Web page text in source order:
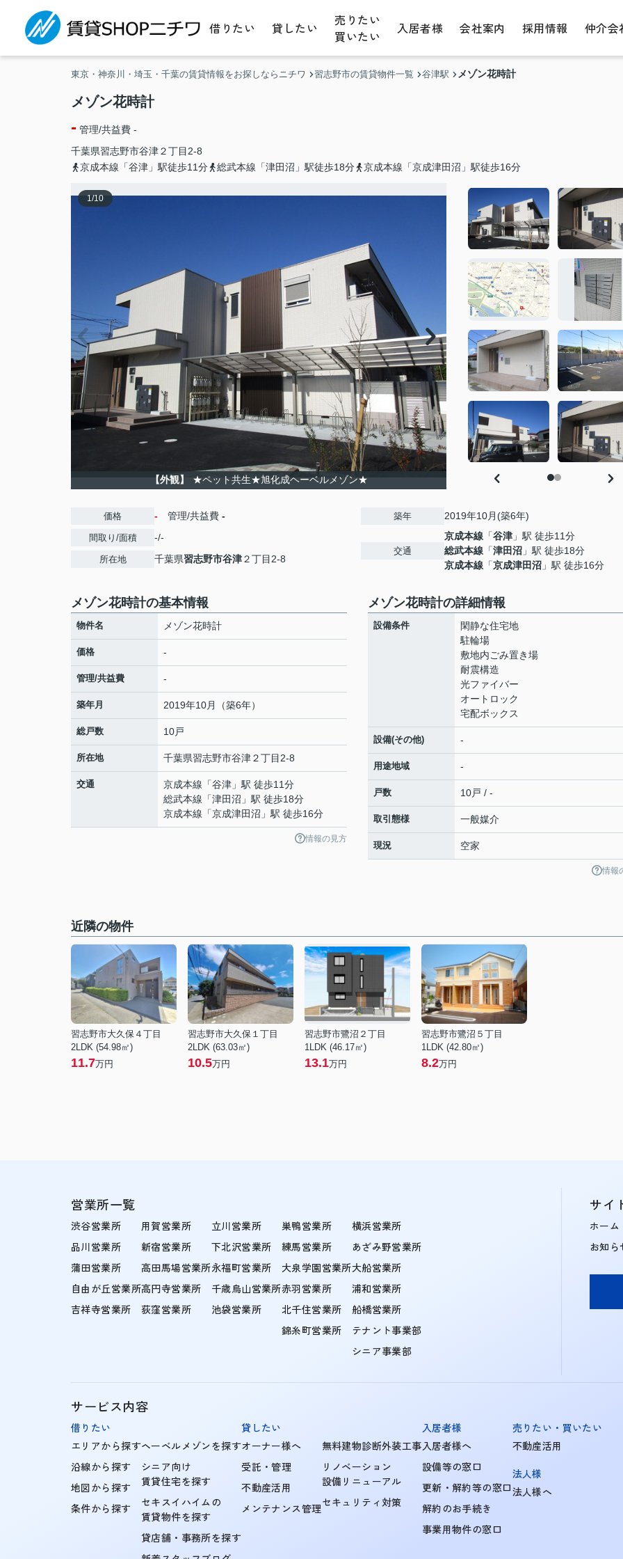
借りたい 貸したい
売りたい
買いたい
入居者様 会社案内 採用情報 仲介会
東京・神奈川・埼玉・千葉の賃貸情報をお探しならニチワ 習志野市の賃貸物件一覧 谷津駅 メゾン花時計
メゾン花時計
- 管理/共益費 -
千葉県習志野市谷津２丁目2-8
京成本線「谷津」駅徒歩11分
総武本線「津田沼」駅徒歩18分 京成本線「京成津田沼」駅徒歩16分
1/10
【外観】 ★ペット共生★旭化成ヘーベルメゾン★
価格 - 管理/共益費 -
間取り/面積 -/-
所在地 千葉県習志野市谷津２丁目2-8
築年 2019年10月(築6年)
交通
京成本線 「谷津 」駅 徒歩11分
総武本線 「津田沼 」駅 徒歩18分
京成本線 「京成津田沼 」駅 徒歩16分
メゾン花時計の基本情報
物件名 メゾン花時計
価格 -
管理/共益費 -
築年月 2019年10月（築6年）
総戸数 10戸
所在地 千葉県習志野市谷津２丁目2-8
交通 京成本線 「谷津 」駅 徒歩11分
総武本線 「津田沼 」駅 徒歩18分
京成本線 「京成津田沼 」駅 徒歩16分
情報の見方
メゾン花時計の詳細情報
設備条件
閑静な住宅地
駐輪場
敷地内ごみ置き場
耐震構造
光ファイバー
オートロック
宅配ボックス
設備(その他) -
用途地域 -
戸数 10戸 / -
取引態様 一般媒介
現況 空家
情報
近隣の物件
習志野市大久保４丁目
2LDK (54.98㎡)
11.7万円
習志野市大久保１丁目
2LDK (63.03㎡)
10.5万円
習志野市鷺沼２丁目
1LDK (46.17㎡)
13.1万円
習志野市鷺沼５丁目
1LDK (42.80㎡)
8.2万円
営業所一覧
渋谷営業所
品川営業所
蒲田営業所
自由が丘営業所
吉祥寺営業所
用賀営業所
新宿営業所
高田馬場営業所
高円寺営業所
荻窪営業所
立川営業所
下北沢営業所
永福町営業所
千歳烏山営業所
池袋営業所
巣鴨営業所
練馬営業所
大泉学園営業所
赤羽営業所
北千住営業所
錦糸町営業所
横浜営業所
あざみ野営業所
大船営業所
浦和営業所
船橋営業所
テナント事業部
シニア事業部
サイ
ホーム
お知ら
サービス内容
借りたい
エリアから探す
沿線から探す
地図から探す
条件から探す
ヘーベルメゾンを探す
シニア向け
賃貸住宅を探す
セキスイハイムの
賃貸物件を探す
貸店舗・事務所を探す
貸したい
オーナー様へ
受託・管理
不動産活用
メンテナンス管理
無料建物診断外装工事
リノベーション
設備リニューアル
セキュリティ対策
入居者様
入居者様へ
設備等の窓口
更新・解約等の窓口
解約のお手続き
事業用物件の窓口
売りたい・買いたい
不動産活用
法人様
法人様へ